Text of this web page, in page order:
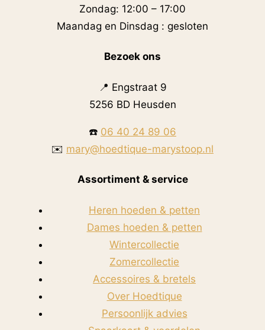
Zondag: 12:00 – 17:00
Maandag en Dinsdag : gesloten
Bezoek ons
📍 Engstraat 9
5256 BD Heusden
☎️ 06 40 24 89 06
✉️ mary@hoedtique-marystoop.nl
Assortiment & service
Heren hoeden & petten
Dames hoeden & petten
Wintercollectie
Zomercollectie
Accessoires & bretels
Over Hoedtique
Persoonlijk advies